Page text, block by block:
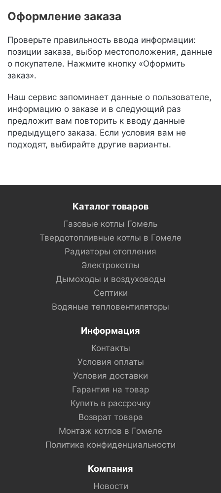
Оформление заказа
Проверьте правильность ввода информации:
позиции заказа, выбор местоположения, данные
о покупателе. Нажмите кнопку «Оформить
заказ».
Наш сервис запоминает данные о пользователе,
информацию о заказе и в следующий раз
предложит вам повторить к вводу данные
предыдущего заказа. Если условия вам не
подходят, выбирайте другие варианты.
Каталог товаров
Газовые котлы Гомель
Твердотопливные котлы в Гомеле
Радиаторы отопления
Электрокотлы
Дымоходы и воздуховоды
Септики
Водяные тепловентиляторы
Информация
Контакты
Условия оплаты
Условия доставки
Гарантия на товар
Купить в рассрочку
Возврат товара
Монтаж котлов в Гомеле
Политика конфиденциальности
Компания
Новости